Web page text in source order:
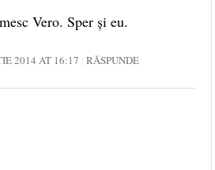
Vero. Sper și eu.
2014 AT 16:17 RĂSPUNDE